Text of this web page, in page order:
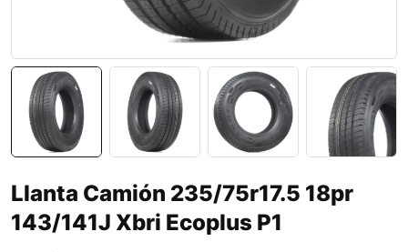
Llanta Camión 235/75r17.5 18pr
143/141J Xbri Ecoplus P1